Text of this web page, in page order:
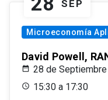
SEP
Microeconomía
David Powell,
28 de
15:30 a 17:30